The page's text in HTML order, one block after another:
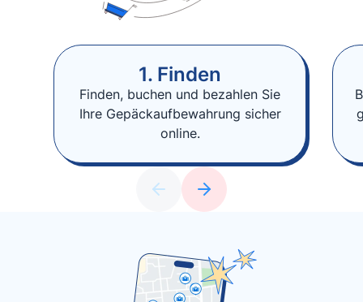
1. Finden
Finden, buchen und bezahlen Sie
Ihre Gepäckaufbewahrung sicher
online.